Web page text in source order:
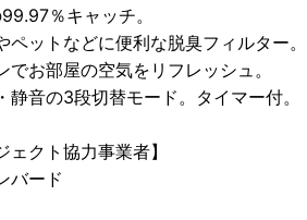
％キャッチ。
ペットなどに便利な脱臭フィルター。
でお部屋の空気をリフレッシュ。
静音の3段切替モード。タイマー付。
ェクト協力事業者】
バード